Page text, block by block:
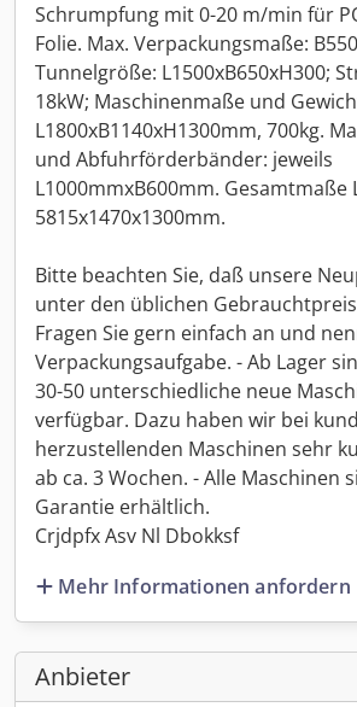
Schrumpfung mit 0-20 m/min für
Folie. Max. Verpackungsmaße:
Tunnelgröße: L1500xB650xH300;
18kW; Maschinenmaße und
L1800xB1140xH1300mm, 700kg.
und Abfuhrförderbänder: jeweils
L1000mmxB600mm. Gesamtmaße
5815x1470x1300mm.
Bitte beachten Sie, daß unsere
unter den üblichen
Fragen Sie gern einfach an und
Verpackungsaufgabe. - Ab Lager
30-50 unterschiedliche neue
verfügbar. Dazu haben wir bei
herzustellenden Maschinen sehr
ab ca. 3 Wochen. - Alle Maschinen
Garantie erhältlich.
Crjdpfx Asv Nl Dbokksf
Mehr Informationen anfordern
Anbieter